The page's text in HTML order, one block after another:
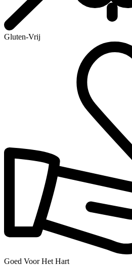
Gluten-Vrij
Goed Voor Het Hart